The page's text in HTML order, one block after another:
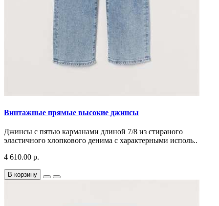
Винтажные прямые высокие джинсы
Джинсы с пятью карманами длиной 7/8 из стираного
эластичного хлопкового денима с характерными исполь..
4 610.00 р.
В корзину